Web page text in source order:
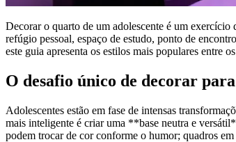
Decorar o quarto de um adolescente é um
refúgio pessoal, espaço de estudo, ponto de
este guia apresenta os estilos mais populares entre
O desafio único de decorar
Adolescentes estão em fase de intensas
mais inteligente é criar uma **base neutra e
podem trocar de cor conforme o humor; quadros